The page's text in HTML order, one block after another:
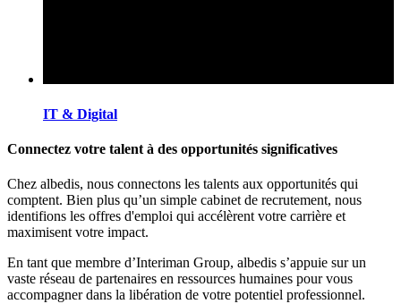
IT & Digital
Connectez votre talent à des opportunités significatives
Chez albedis, nous connectons les talents aux opportunités qui
comptent. Bien plus qu’un simple cabinet de recrutement, nous
identifions les offres d'emploi qui accélèrent votre carrière et
maximisent votre impact.
En tant que membre d’Interiman Group, albedis s’appuie sur un
vaste réseau de partenaires en ressources humaines pour vous
accompagner dans la libération de votre potentiel professionnel.